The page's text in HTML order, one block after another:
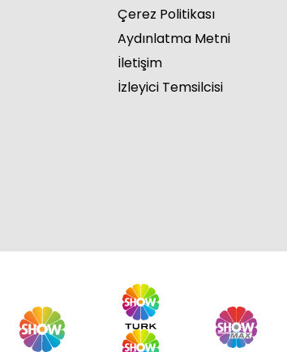
Çerez Politikası
Aydınlatma Metni
İletişim
İzleyici Temsilcisi